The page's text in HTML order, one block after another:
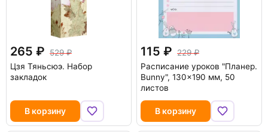
265
529
Цзя Тяньсюэ. Набор
закладок
В корзину
115
229
Расписание уроков "Планер.
Bunny", 130x190 мм, 50
листов
В корзину